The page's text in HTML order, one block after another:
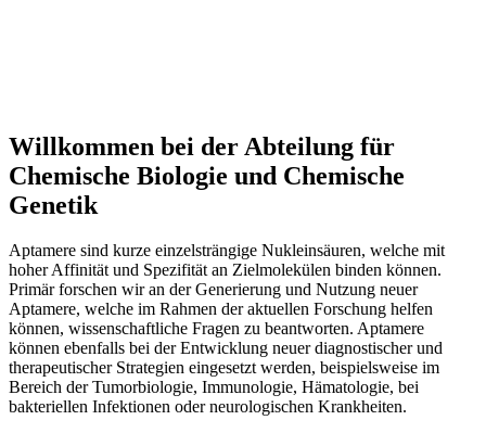
Willkommen bei der Abteilung für
Chemische Biologie und Chemische
Genetik
Aptamere sind kurze einzelsträngige Nukleinsäuren, welche mit
hoher Affinität und Spezifität an Zielmolekülen binden können.
Primär forschen wir an der Generierung und Nutzung neuer
Aptamere, welche im Rahmen der aktuellen Forschung helfen
können, wissenschaftliche Fragen zu beantworten. Aptamere
können ebenfalls bei der Entwicklung neuer diagnostischer und
therapeutischer Strategien eingesetzt werden, beispielsweise im
Bereich der Tumorbiologie, Immunologie, Hämatologie, bei
bakteriellen Infektionen oder neurologischen Krankheiten.